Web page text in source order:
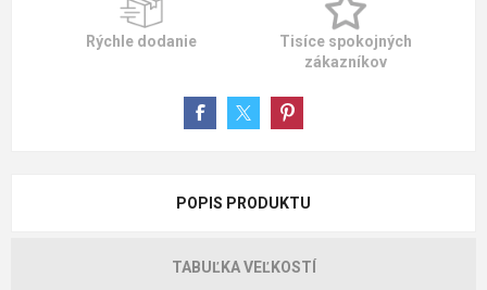
Rýchle dodanie
Tisíce spokojných
zákazníkov
POPIS PRODUKTU
TABUĽKA VEĽKOSTÍ